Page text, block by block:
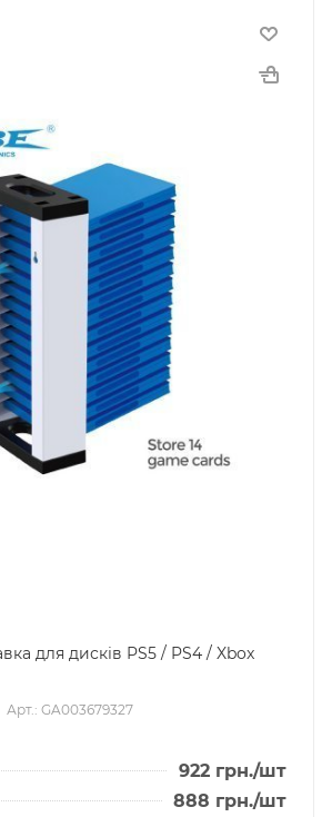
для дисків PS5 / PS4 / Xbox
Арт.: GA003679327
922 грн./шт
888 грн./шт